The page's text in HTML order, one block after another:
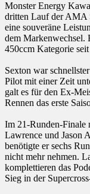
Monster Energy
dritten Lauf der AMA
eine souveräne
dem Markenwechsel.
450ccm Kategorie
Sexton war
Pilot mit einer Zeit
galt es für den Ex-
Rennen das erste
Im 21-Runden-Finale
Lawrence und Jason
benötigte er sechs
nicht mehr nehmen.
komplettieren das
Sieg in der